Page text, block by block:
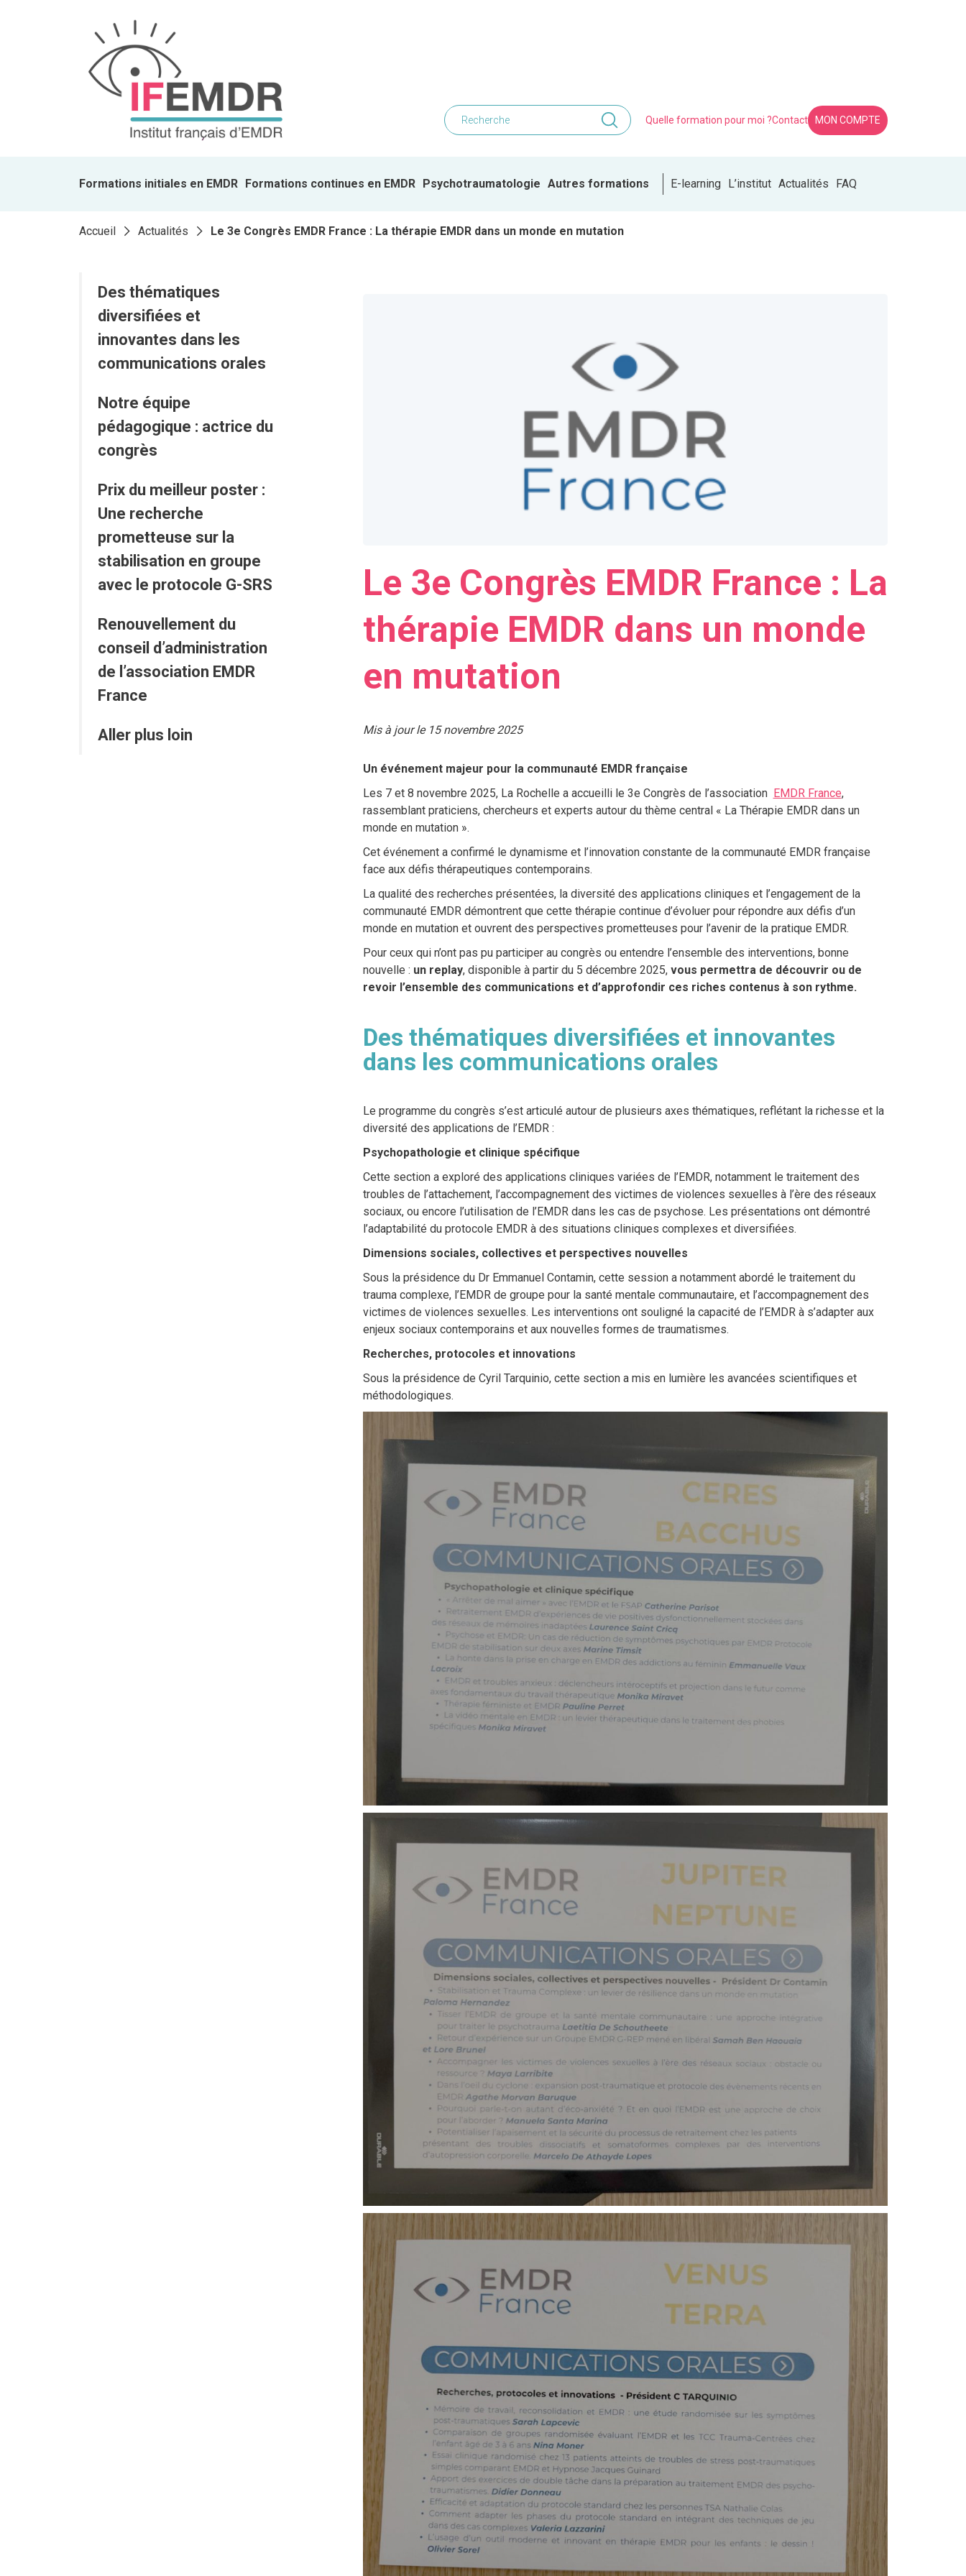
Quelle formation pour moi ?Contact MON COMPTE
Formations initiales en EMDR Formations continues en EMDR Psychotraumatologie Autres formations E-learning L’institut Actualités FAQ
Accueil Actualités Le 3e Congrès EMDR France : La thérapie EMDR dans un monde en mutation
Des thématiques
diversifiées et
innovantes dans les
communications orales
Notre équipe
pédagogique : actrice du
congrès
Prix du meilleur poster :
Une recherche
prometteuse sur la
stabilisation en groupe
avec le protocole G-SRS
Renouvellement du
conseil d’administration
de l’association EMDR
France
Aller plus loin
Le 3e Congrès EMDR France : La
thérapie EMDR dans un monde
en mutation
Mis à jour le 15 novembre 2025
Un événement majeur pour la communauté EMDR française
Les 7 et 8 novembre 2025, La Rochelle a accueilli le 3e Congrès de l’association EMDR France,
rassemblant praticiens, chercheurs et experts autour du thème central « La Thérapie EMDR dans un
monde en mutation ».
Cet événement a confirmé le dynamisme et l’innovation constante de la communauté EMDR française
face aux défis thérapeutiques contemporains.
La qualité des recherches présentées, la diversité des applications cliniques et l’engagement de la
communauté EMDR démontrent que cette thérapie continue d’évoluer pour répondre aux défis d’un
monde en mutation et ouvrent des perspectives prometteuses pour l’avenir de la pratique EMDR.
Pour ceux qui n’ont pas pu participer au congrès ou entendre l’ensemble des interventions, bonne
nouvelle : un replay, disponible à partir du 5 décembre 2025, vous permettra de découvrir ou de
revoir l’ensemble des communications et d’approfondir ces riches contenus à son rythme.
Des thématiques diversifiées et innovantes
dans les communications orales
Le programme du congrès s’est articulé autour de plusieurs axes thématiques, reflétant la richesse et la
diversité des applications de l’EMDR :
Psychopathologie et clinique spécifique
Cette section a exploré des applications cliniques variées de l’EMDR, notamment le traitement des
troubles de l’attachement, l’accompagnement des victimes de violences sexuelles à l’ère des réseaux
sociaux, ou encore l’utilisation de l’EMDR dans les cas de psychose. Les présentations ont démontré
l’adaptabilité du protocole EMDR à des situations cliniques complexes et diversifiées.
Dimensions sociales, collectives et perspectives nouvelles
Sous la présidence du Dr Emmanuel Contamin, cette session a notamment abordé le traitement du
trauma complexe, l’EMDR de groupe pour la santé mentale communautaire, et l’accompagnement des
victimes de violences sexuelles. Les interventions ont souligné la capacité de l’EMDR à s’adapter aux
enjeux sociaux contemporains et aux nouvelles formes de traumatismes.
Recherches, protocoles et innovations
Sous la présidence de Cyril Tarquinio, cette section a mis en lumière les avancées scientifiques et
méthodologiques.